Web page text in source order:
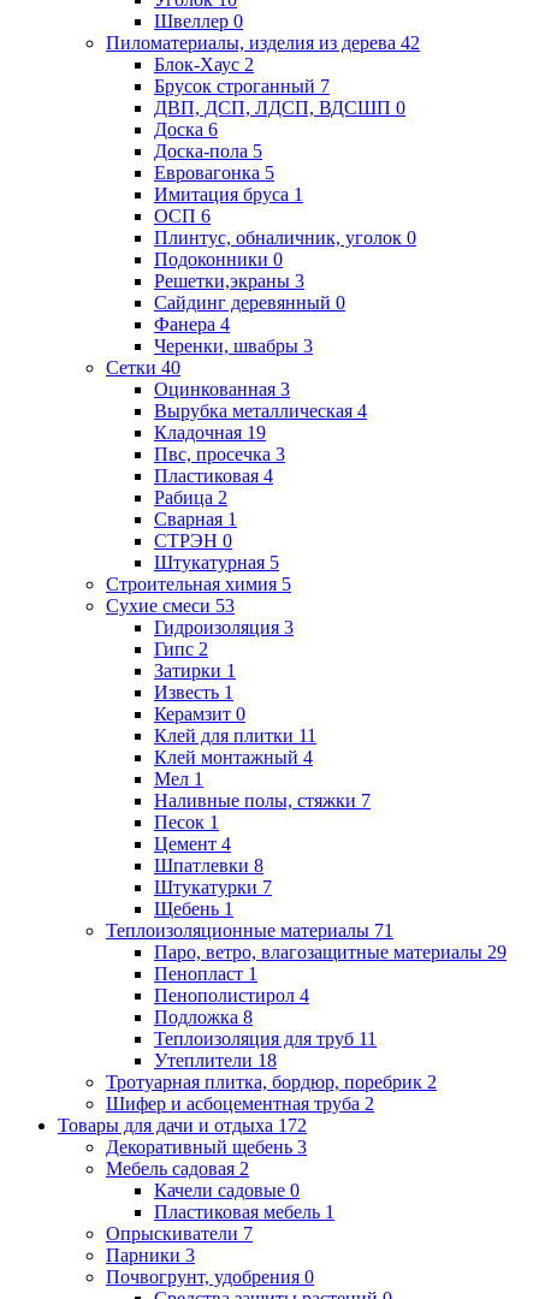
Швеллер 0
Пиломатериалы, изделия из дерева 42
Блок-Хаус 2
Брусок строганный 7
ДВП, ДСП, ЛДСП, ВДСШП 0
Доска 6
Доска-пола 5
Евровагонка 5
Имитация бруса 1
ОСП 6
Плинтус, обналичник, уголок 0
Подоконники 0
Решетки,экраны 3
Сайдинг деревянный 0
Фанера 4
Черенки, швабры 3
Сетки 40
Оцинкованная 3
Вырубка металлическая 4
Кладочная 19
Пвс, просечка 3
Пластиковая 4
Рабица 2
Сварная 1
СТРЭН 0
Штукатурная 5
Строительная химия 5
Сухие смеси 53
Гидроизоляция 3
Гипс 2
Затирки 1
Известь 1
Керамзит 0
Клей для плитки 11
Клей монтажный 4
Мел 1
Наливные полы, стяжки 7
Песок 1
Цемент 4
Шпатлевки 8
Штукатурки 7
Щебень 1
Теплоизоляционные материалы 71
Паро, ветро, влагозащитные материалы 29
Пенопласт 1
Пенополистирол 4
Подложка 8
Теплоизоляция для труб 11
Утеплители 18
Тротуарная плитка, бордюр, поребрик 2
Шифер и асбоцементная труба 2
Товары для дачи и отдыха 172
Декоративный щебень 3
Мебель садовая 2
Качели садовые 0
Пластиковая мебель 1
Опрыскиватели 7
Парники 3
Почвогрунт, удобрения 0